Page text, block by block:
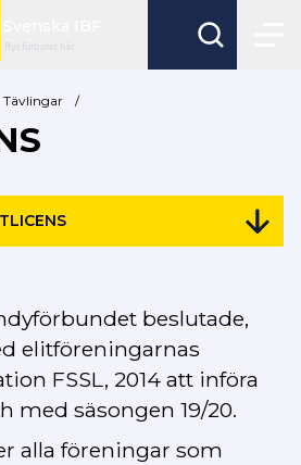
Byt förbund här
Tävlingar /
beslutade,
elitföreningarnas
FSSL, 2014 att införa
med säsongen 19/20.
alla föreningar som